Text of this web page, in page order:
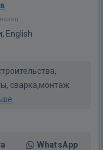
English
сварка,монтаж
WhatsApp